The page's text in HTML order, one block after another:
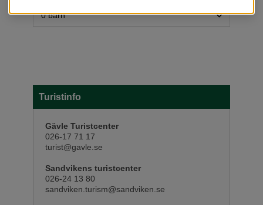
Turistinfo
Gävle Turistcenter
026-17 71 17
turist@gavle.se
Sandvikens turistcenter
026-24 13 80
sandviken.turism@sandviken.se